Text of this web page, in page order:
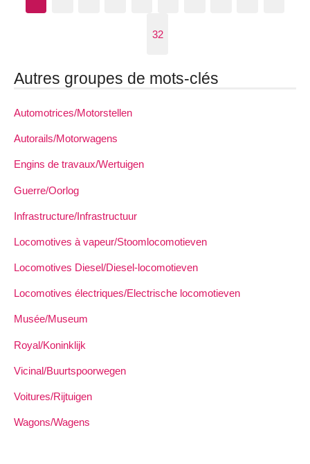
32
Autres groupes de mots-clés
Automotrices/Motorstellen
Autorails/Motorwagens
Engins de travaux/Wertuigen
Guerre/Oorlog
Infrastructure/Infrastructuur
Locomotives à vapeur/Stoomlocomotieven
Locomotives Diesel/Diesel-locomotieven
Locomotives électriques/Electrische locomotieven
Musée/Museum
Royal/Koninklijk
Vicinal/Buurtspoorwegen
Voitures/Rijtuigen
Wagons/Wagens